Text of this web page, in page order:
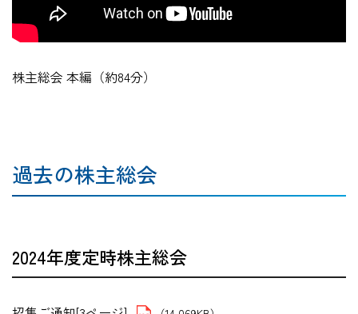
株主総会 本編（約84分）
過去の株主総会
2024年度定時株主総会